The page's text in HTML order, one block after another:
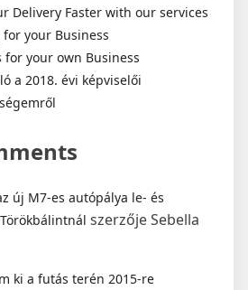
Delivery Faster with our services
your Business
for your own Business
a 2018. évi képviselői
új M7-es autópálya le- és
szerzőjeSebella
ki a futás terén 2015-re